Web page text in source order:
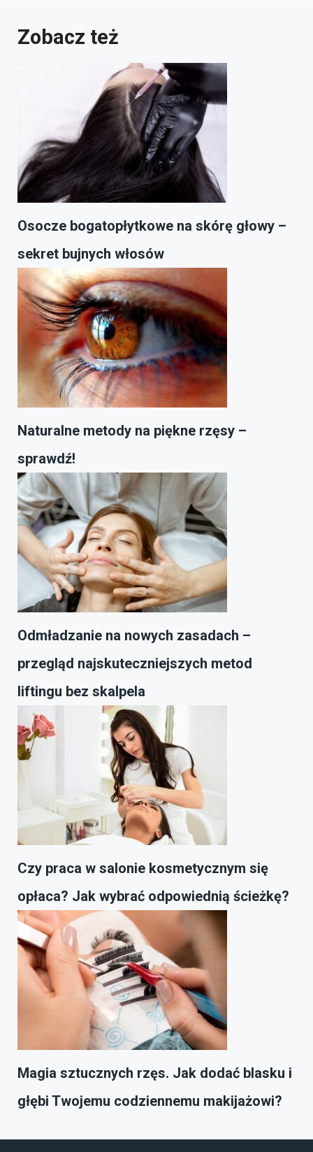
Zobacz też
Osocze bogatopłytkowe na skórę głowy –
sekret bujnych włosów
Naturalne metody na piękne rzęsy –
sprawdź!
Odmładzanie na nowych zasadach –
przegląd najskuteczniejszych metod
liftingu bez skalpela
Czy praca w salonie kosmetycznym się
opłaca? Jak wybrać odpowiednią ścieżkę?
Magia sztucznych rzęs. Jak dodać blasku i
głębi Twojemu codziennemu makijażowi?